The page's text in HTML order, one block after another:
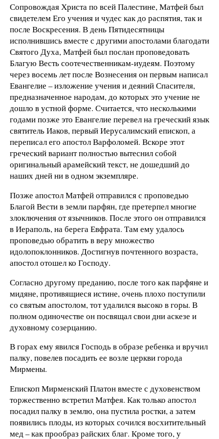
Сопровождая Христа по всей Палестине, Матфей был
свидетелем Его учения и чудес как до распятия, так и
после Воскресения. В день Пятидесятницы
исполнившись вместе с другими апостолами благодати
Святого Духа, Матфей был послан проповедовать
Благую Весть соотечественникам-иудеям. Поэтому
через восемь лет после Вознесения он первым написал
Евангелие – изложение учения и деяний Спасителя,
предназначенное народам, до которых это учение не
дошло в устной форме. Считается, что несколькими
годами позже это Евангелие перевел на греческий язык
святитель Иаков, первый Иерусалимский епископ, а
переписал его апостол Варфоломей. Вскоре этот
греческий вариант полностью вытеснил собой
оригинальный арамейский текст, не дошедший до
наших дней ни в одном экземпляре.
Позже апостол Матфей отправился с проповедью
Благой Вести в земли парфян, где претерпел многие
злоключения от язычников. После этого он отправился
в Иераполь, на берега Евфрата. Там ему удалось
проповедью обратить в веру множество
идолопоклонников. Достигнув почтенного возраста,
апостол отошел ко Господу.
Согласно другому преданию, после того как парфяне и
мидяне, противящиеся истине, очень плохо поступили
со святым апостолом, тот удалился высоко в горы. В
полном одиночестве он посвящал свои дни аскезе и
духовному созерцанию.
В горах ему явился Господь в образе ребенка и вручил
палку, повелев посадить ее возле церкви города
Мирмены.
Епископ Мирменский Платон вместе с духовенством
торжественно встретил Матфея. Как только апостол
посадил палку в землю, она пустила ростки, а затем
появились плоды, из которых сочился восхитительный
мед – как прообраз райских благ. Кроме того, у